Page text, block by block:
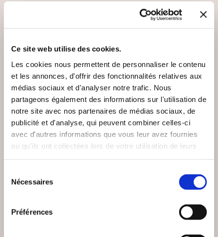
Ce site web utilise des cookies.
Les cookies nous permettent de personnaliser le contenu
et les annonces, d'offrir des fonctionnalités relatives aux
médias sociaux et d'analyser notre trafic. Nous
partageons également des informations sur l'utilisation de
notre site avec nos partenaires de médias sociaux, de
publicité et d'analyse, qui peuvent combiner celles-ci
avec d'autres informations que vous leur avez fournies
ou qu'ils ont collectées lors de votre utilisation de leurs
Nécessaires
Préférences
15€00
NEW
D'OMBRE ET DE
(0 avis)
LE LIQUIDAMBAR DU
SQUARE ST-